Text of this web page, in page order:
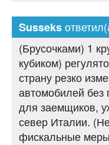
Susseks
(Брусочками) 1
кубиком)
страну резко
автомобилей без
для заемщиков,
север Италии.
фискальные